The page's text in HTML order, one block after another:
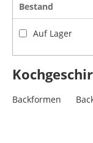
Bestand
Auf Lager
Backformen